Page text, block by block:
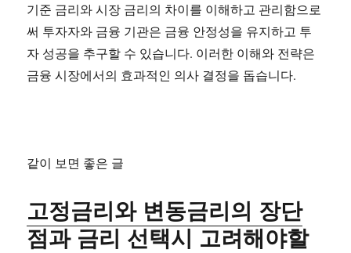
기준 금리와 시장 금리의 차이를 이해하고 관리함으로
써 투자자와 금융 기관은 금융 안정성을 유지하고 투
자 성공을 추구할 수 있습니다. 이러한 이해와 전략은
금융 시장에서의 효과적인 의사 결정을 돕습니다.
같이 보면 좋은 글
고정금리와 변동금리의 장단
점과 금리 선택시 고려해야할